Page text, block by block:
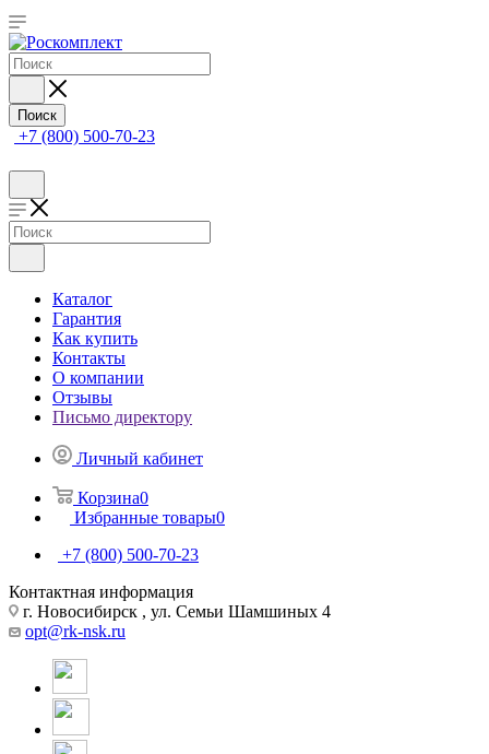
Поиск
+7 (800) 500-70-23
Каталог
Гарантия
Как купить
Контакты
О компании
Отзывы
Письмо директору
Личный кабинет
Корзина0
Избранные товары0
+7 (800) 500-70-23
Контактная информация
г. Новосибирск , ул. Семьи Шамшиных 4
opt@rk-nsk.ru